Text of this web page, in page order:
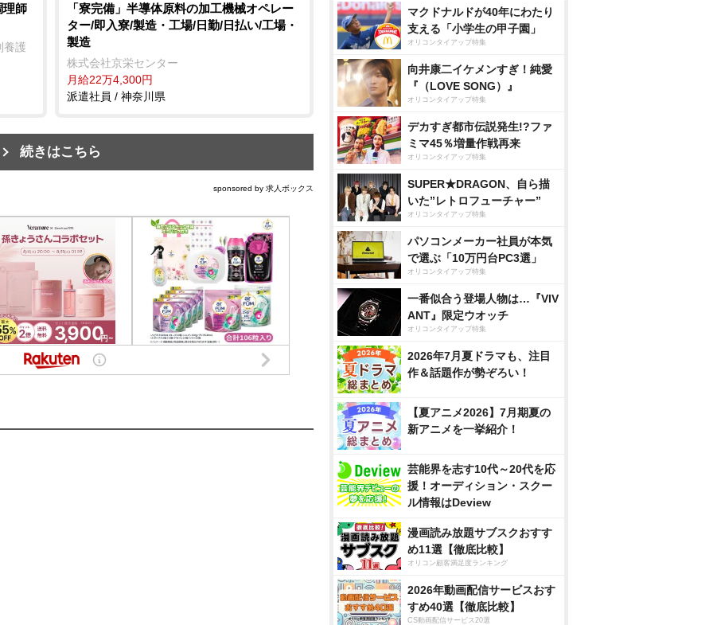
理師
養護
「寮完備」半導体原料の加工機械オペレー
ター/即入寮/製造・工場/日勤/日払い/工場・
製造
株式会社京栄センター
月給22万4,300円
派遣社員 / 神奈川県
続きはこちら
sponsored by 求人ボックス
マクドナルドが40年にわたり
支える「小学生の甲子園」
オリコンタイアップ特集
向井康二イケメンすぎ！純愛
『（LOVE SONG）』
オリコンタイアップ特集
デカすぎ都市伝説発生!?ファ
ミマ45％増量作戦再来
オリコンタイアップ特集
SUPER★DRAGON、自ら描
いた”レトロフューチャー”
オリコンタイアップ特集
パソコンメーカー社員が本気
で選ぶ「10万円台PC3選」
オリコンタイアップ特集
一番似合う登場人物は…『VIV
ANT』限定ウオッチ
オリコンタイアップ特集
2026年7月夏ドラマも、注目
作＆話題作が勢ぞろい！
【夏アニメ2026】7月期夏の
新アニメを一挙紹介！
芸能界を志す10代～20代を応
援！オーディション・スクー
ル情報はDeview
漫画読み放題サブスクおすす
め11選【徹底比較】
オリコン顧客満足度ランキング
2026年動画配信サービスおす
すめ40選【徹底比較】
CS動画配信サービス20選